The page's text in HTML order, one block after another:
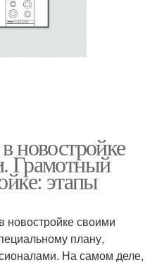
новостройке
Грамотный
этапы
новостройке своими
плану,
На самом деле,